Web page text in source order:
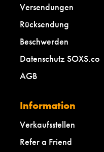
Versendungen
Rücksendung
Beschwerden
Datenschutz SOXS.co
AGB
Information
Verkaufsstellen
Refer a Friend